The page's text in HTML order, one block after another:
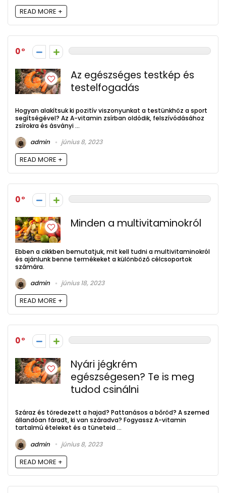
READ MORE +
0
Az egészséges testkép és
testelfogadás
Hogyan alakítsuk ki pozitív viszonyunkat a testünkhöz a sport
segítségével? Az A-vitamin zsírban oldódik, felszívódásához
zsírokra és ásványi ...
admin
június 8, 2023
READ MORE +
0
Minden a multivitaminokról
Ebben a cikkben bemutatjuk, mit kell tudni a multivitaminokról
és ajánlunk benne termékeket a különböző célcsoportok
számára.
admin
június 18, 2023
READ MORE +
0
Nyári jégkrém
egészségesen? Te is meg
tudod csinálni
Száraz és töredezett a hajad? Pattanásos a bőröd? A szemed
állandóan fáradt, ki van száradva? Fogyassz A-vitamin
tartalmú ételeket és a tüneteid ...
admin
június 8, 2023
READ MORE +